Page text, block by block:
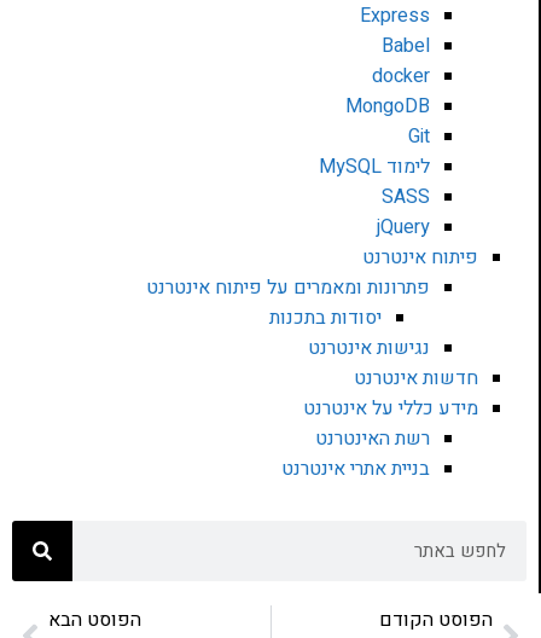
Express
Babel
docker
MongoDB
Git
לימוד MySQL
SASS
jQuery
פיתוח אינטרנט
פתרונות ומאמרים על פיתוח אינטרנט
יסודות בתכנות
נגישות אינטרנט
חדשות אינטרנט
מידע כללי על אינטרנט
רשת האינטרנט
בניית אתרי אינטרנט
הפוסט הקודם הפוסט הבא